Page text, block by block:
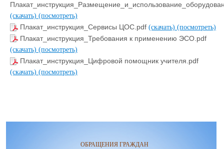
(скачать) (посмотреть)
Плакат_инструкция_Сервисы ЦОС.pdf (скачать) (посмотреть)
Плакат_инструкция_Требования к применению ЭСО.pdf
(скачать) (посмотреть)
Плакат_инструкция_Цифровой помощник учителя.pdf
(скачать) (посмотреть)
ОБРАЩЕНИЯ ГРАЖДАН